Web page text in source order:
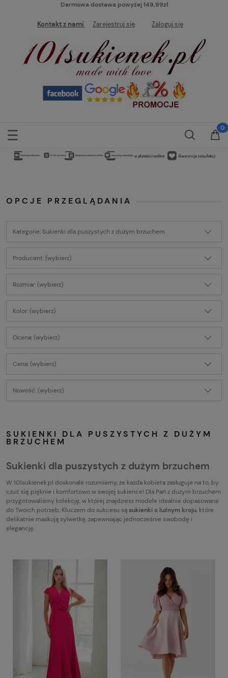
Darmowa dostawa powyżej 149,99zł
Kontakt z nami Zarejestruj się Zaloguj się
OPCJE PRZEGLĄDANIA
Kategorie: Sukienki dla puszystych z dużym brzuchem
Producent: (wybierz)
Rozmiar: (wybierz)
Kolor: (wybierz)
Ocena: (wybierz)
Cena: (wybierz)
Nowość: (wybierz)
SUKIENKI DLA PUSZYSTYCH Z DUŻYM
BRZUCHEM
Sukienki dla puszystych z dużym brzuchem
W 101sukienek.pl doskonale rozumiemy, że każda kobieta zasługuje na to, by
czuć się pięknie i komfortowo w swojej sukience! Dla Pań z dużym brzuchem
przygotowaliśmy kolekcję, w której znajdziesz modele idealnie dopasowane
do Twoich potrzeb. Kluczem do sukcesu sąsukienki o luźnym kroju, które
delikatnie maskują sylwetkę, zapewniając jednocześnie swobodę i
elegancję.